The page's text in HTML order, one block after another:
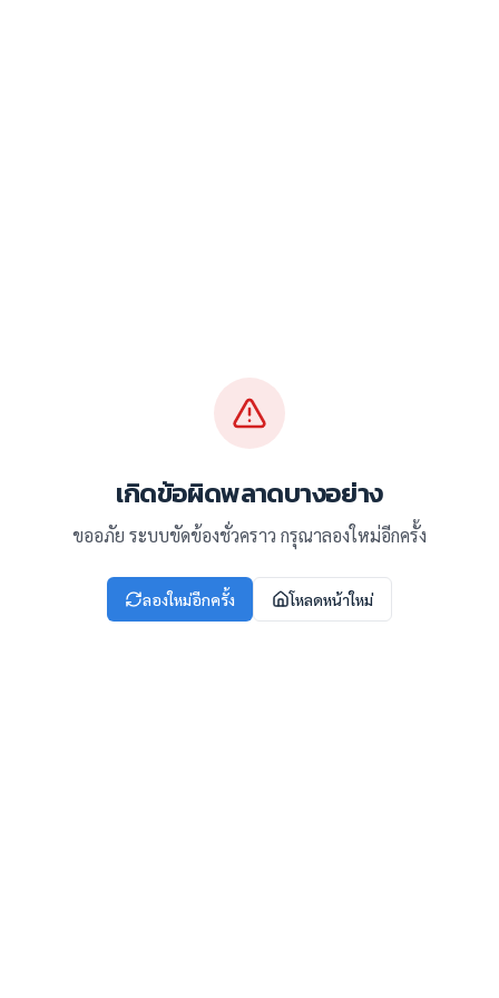
เกิดข้อผิดพลาดบางอย่าง
ขออภัย ระบบขัดข้องชั่วคราว กรุณาลองใหม่อีกครั้ง
ลองใหม่อีกครั้ง โหลดหน้าใหม่